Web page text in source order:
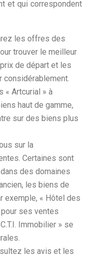
et qui correspondent
les offres des
trouver le meilleur
de départ et les
considérablement.
« Artcurial » à
haut de gamme,
sur des biens plus
sur la
Certaines sont
des domaines
les biens de
exemple, « Hôtel des
ses ventes
Immobilier » se
les avis et les